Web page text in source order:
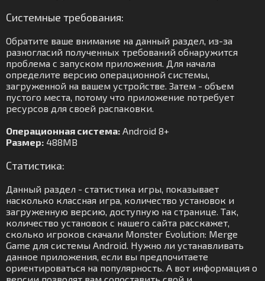
Системные требования:
Обратите ваше внимание на данный раздел, из-за
разногласий полученных требований обнаружится
проблема с запуском приложения. Для начала
определите версию операционной системы,
загруженной на вашем устройстве. Затем - объем
пустого места, потому что приложение потребует
ресурсов для своей распаковки.
Операционная система: Android 8+
Размер: 488MB
Статистика:
Данный раздел - статистика игры, показывает
насколько классная игра, количество установок и
загруженную версию, доступную на странице. Так,
количество установок с нашего сайта расскажет,
сколько игроков скачали Monster Evolution: Merge
Game для системы Android. Нужно ли устанавливать
данное приложения, если вы предпочитаете
ориентироваться на популярность. А вот информация о